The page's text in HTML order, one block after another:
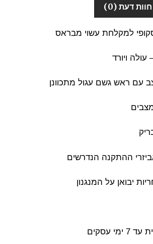
חוות דעת (0)
למקלחת עשוי מבראס
ויורד
עם ראש גשם עגול מתכוונן
ההתקנה הנדרשים
יבואן על המנגנון
עסקים